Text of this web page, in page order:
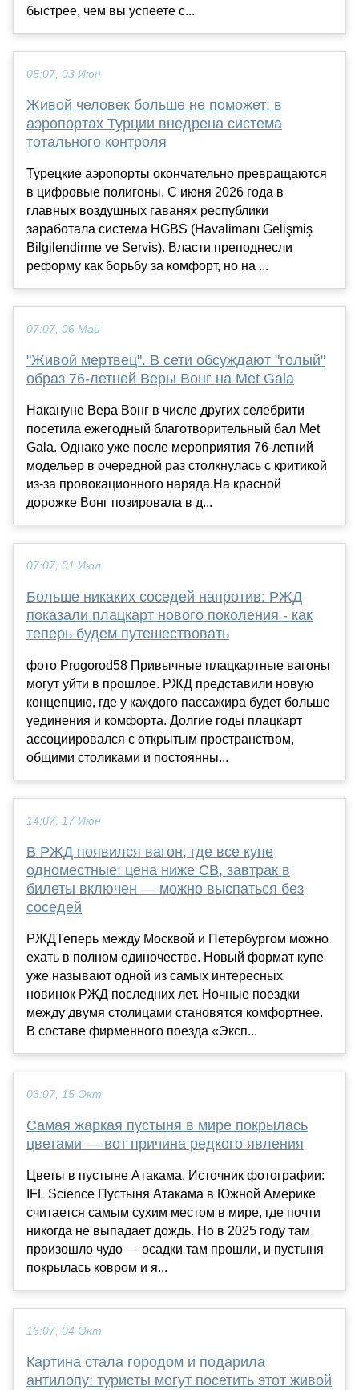
быстрее, чем вы успеете с...
05:07, 03 Июн
Живой человек больше не поможет: в
аэропортах Турции внедрена система
тотального контроля
Турецкие аэропорты окончательно превращаются
в цифровые полигоны. С июня 2026 года в
главных воздушных гаванях республики
заработала система HGBS (Havalimanı Gelişmiş
Bilgilendirme ve Servis). Власти преподнесли
реформу как борьбу за комфорт, но на ...
07:07, 06 Май
"Живой мертвец". В сети обсуждают "голый"
образ 76-летней Веры Вонг на Met Gala
Накануне Вера Вонг в числе других селебрити
посетила ежегодный благотворительный бал Met
Gala. Однако уже после мероприятия 76-летний
модельер в очередной раз столкнулась с критикой
из-за провокационного наряда.На красной
дорожке Вонг позировала в д...
07:07, 01 Июл
Больше никаких соседей напротив: РЖД
показали плацкарт нового поколения - как
теперь будем путешествовать
фото Progorod58 Привычные плацкартные вагоны
могут уйти в прошлое. РЖД представили новую
концепцию, где у каждого пассажира будет больше
уединения и комфорта. Долгие годы плацкарт
ассоциировался с открытым пространством,
общими столиками и постоянны...
14:07, 17 Июн
В РЖД появился вагон, где все купе
одноместные: цена ниже СВ, завтрак в
билеты включен — можно выспаться без
соседей
РЖДТеперь между Москвой и Петербургом можно
ехать в полном одиночестве. Новый формат купе
уже называют одной из самых интересных
новинок РЖД последних лет. Ночные поездки
между двумя столицами становятся комфортнее.
В составе фирменного поезда «Эксп...
03:07, 15 Окт
Самая жаркая пустыня в мире покрылась
цветами — вот причина редкого явления
Цветы в пустыне Атакама. Источник фотографии:
IFL Science Пустыня Атакама в Южной Америке
считается самым сухим местом в мире, где почти
никогда не выпадает дождь. Но в 2025 году там
произошло чудо — осадки там прошли, и пустыня
покрылась ковром и я...
16:07, 04 Окт
Картина стала городом и подарила
антилопу: туристы могут посетить этот живой